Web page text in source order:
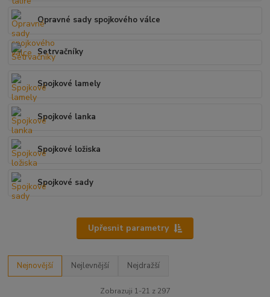
Opravné sady spojkového válce
Setrvačníky
Spojkové lamely
Spojkové lanka
Spojkové ložiska
Spojkové sady
Upřesnit parametry
Nejnovější Nejlevnější Nejdražší
Zobrazuji 1-21 z 297